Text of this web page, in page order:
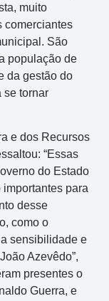
muito
comerciantes
São
população de
da gestão do
se tornar
e dos Recursos
“Essas
do Estado
para
desse
como o
sensibilidade e
Azevêdo”,
presentes o
Guerra, e